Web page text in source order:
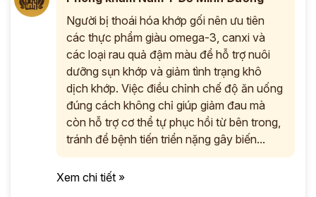
Người bị thoái hóa khớp gối nên ưu tiên
các thực phẩm giàu omega-3, canxi và
các loại rau quả đậm màu để hỗ trợ nuôi
dưỡng sụn khớp và giảm tình trạng khô
dịch khớp. Việc điều chỉnh chế độ ăn uống
đúng cách không chỉ giúp giảm đau mà
còn hỗ trợ cơ thể tự phục hồi từ bên trong,
tránh để bệnh tiến triển nặng gây biến...
Xem chi tiết »